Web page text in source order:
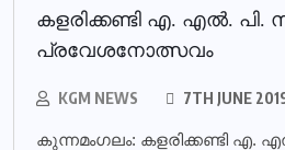
കളരിക്കണ്ടി എ. എല്‍.
പ്രവേശനോത്സവം
KGM NEWS 7TH JUNE
കുന്നമംഗലം: കളരിക്കണ്ടി എ.